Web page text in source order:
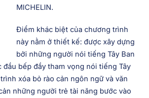
MICHELIN.
Điểm khác biệt của chương trình
này nằm ở thiết kế: được xây dựng
bởi những người nói tiếng Tây Ban
đầu bếp đầy tham vọng nói tiếng Tây
xóa bỏ rào cản ngôn ngữ và văn
những người trẻ tài năng bước vào